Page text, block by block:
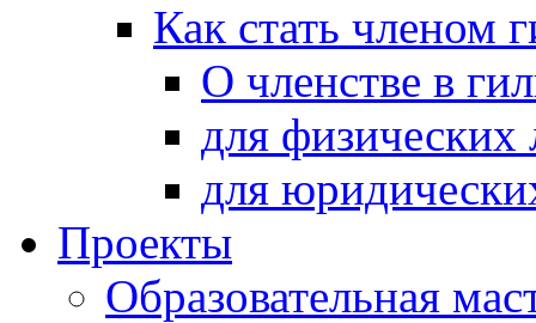
Как стать членом
О членстве в
для физических
для
Проекты
Образовательная